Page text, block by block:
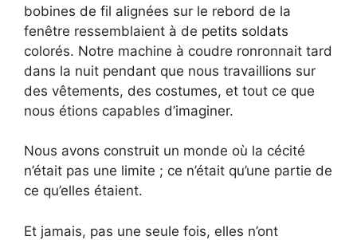
bobines de fil alignées sur le rebord de la
fenêtre ressemblaient à de petits soldats
colorés. Notre machine à coudre ronronnait tard
dans la nuit pendant que nous travaillions sur
des vêtements, des costumes, et tout ce que
nous étions capables d’imaginer.
Nous avons construit un monde où la cécité
n’était pas une limite ; ce n’était qu’une partie de
ce qu’elles étaient.
Et jamais, pas une seule fois, elles n’ont